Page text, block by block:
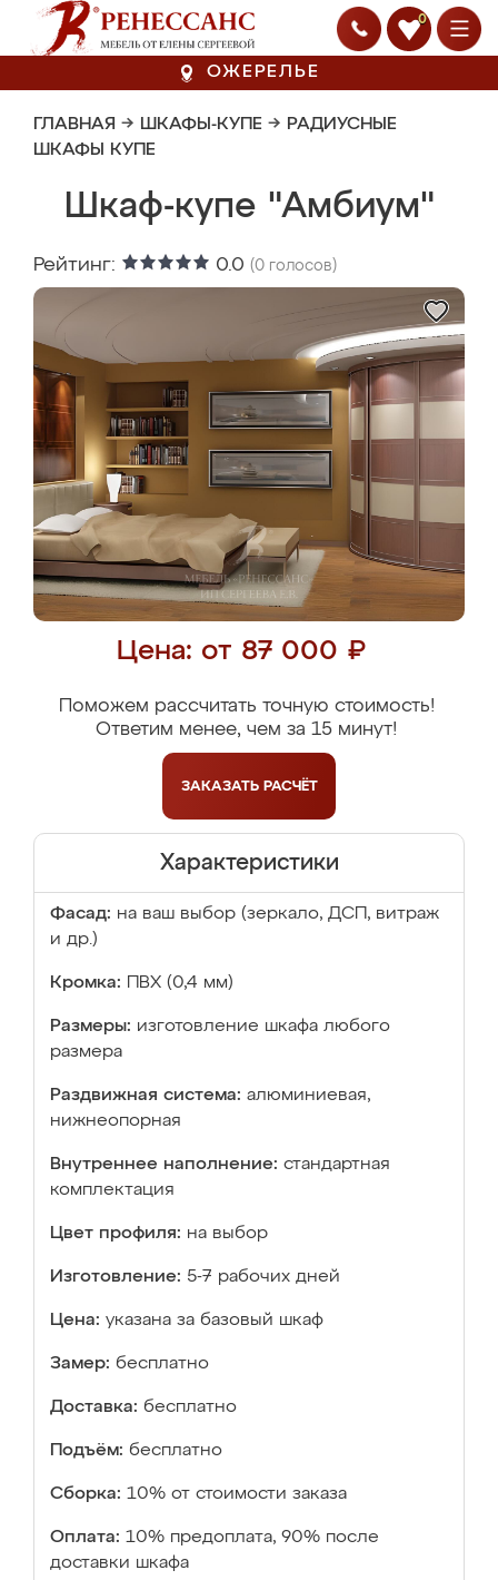
0
ОЖЕРЕЛЬЕ
ГЛАВНАЯ → ШКАФЫ-КУПЕ → РАДИУСНЫЕ
ШКАФЫ КУПЕ
Шкаф-купе "Амбиум"
Рейтинг: 0.0 (0 голосов)
Цена: от 87 000 ₽
Поможем рассчитать точную стоимость!
Ответим менее, чем за 15 минут!
ЗАКАЗАТЬ РАСЧЁТ
Характеристики
Фасад: на ваш выбор (зеркало, ДСП, витраж
и др.)
Кромка: ПВХ (0,4 мм)
Размеры: изготовление шкафа любого
размера
Раздвижная система: алюминиевая,
нижнеопорная
Внутреннее наполнение: стандартная
комплектация
Цвет профиля: на выбор
Изготовление: 5-7 рабочих дней
Цена: указана за базовый шкаф
Замер: бесплатно
Доставка: бесплатно
Подъём: бесплатно
Сборка: 10% от стоимости заказа
Оплата: 10% предоплата, 90% после
доставки шкафа